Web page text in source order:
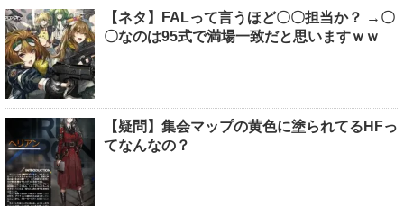
【ネタ】FALって言うほど〇〇担当か？ →〇
〇なのは95式で満場一致だと思いますｗｗ
【疑問】集会マップの黄色に塗られてるHFっ
てなんなの？